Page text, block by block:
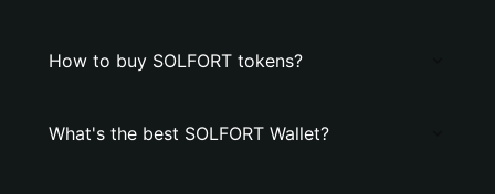
How to buy SOLFORT tokens?
What's the best SOLFORT Wallet?